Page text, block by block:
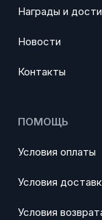
Награды и
Новости
Контакты
ПОМОЩЬ
Условия оплаты
Условия
Условия